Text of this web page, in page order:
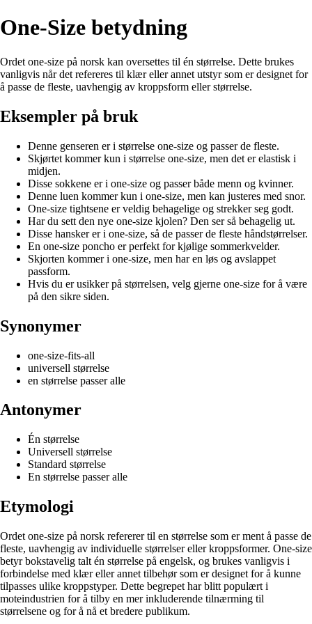
One-Size betydning
Ordet one-size på norsk kan oversettes til én størrelse. Dette brukes
vanligvis når det refereres til klær eller annet utstyr som er designet for
å passe de fleste, uavhengig av kroppsform eller størrelse.
Eksempler på bruk
Denne genseren er i størrelse one-size og passer de fleste.
Skjørtet kommer kun i størrelse one-size, men det er elastisk i
midjen.
Disse sokkene er i one-size og passer både menn og kvinner.
Denne luen kommer kun i one-size, men kan justeres med snor.
One-size tightsene er veldig behagelige og strekker seg godt.
Har du sett den nye one-size kjolen? Den ser så behagelig ut.
Disse hansker er i one-size, så de passer de fleste håndstørrelser.
En one-size poncho er perfekt for kjølige sommerkvelder.
Skjorten kommer i one-size, men har en løs og avslappet
passform.
Hvis du er usikker på størrelsen, velg gjerne one-size for å være
på den sikre siden.
Synonymer
one-size-fits-all
universell størrelse
en størrelse passer alle
Antonymer
Én størrelse
Universell størrelse
Standard størrelse
En størrelse passer alle
Etymologi
Ordet one-size på norsk refererer til en størrelse som er ment å passe de
fleste, uavhengig av individuelle størrelser eller kroppsformer. One-size
betyr bokstavelig talt én størrelse på engelsk, og brukes vanligvis i
forbindelse med klær eller annet tilbehør som er designet for å kunne
tilpasses ulike kroppstyper. Dette begrepet har blitt populært i
moteindustrien for å tilby en mer inkluderende tilnærming til
størrelsene og for å nå et bredere publikum.